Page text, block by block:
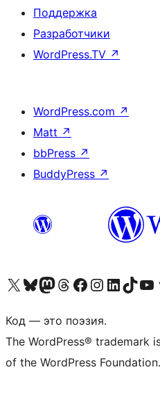
Поддержка
Разработчики
WordPress.TV ↗
WordPress.com ↗
Matt ↗
bbPress ↗
BuddyPress ↗
Посетите нас в X (ранее Twitter)
Посетите нашу учётную запись в Bluesky
Посетите нашу ленту в Mastodon
Посетите нашу учётную запись в Threads
Посетите нашу страницу на Facebook
Посетите наш
Посетите нашу страницу в
Посетите нашу учётную
Код — это поэзия.
The WordPress® trademark
of the WordPress Foundation.